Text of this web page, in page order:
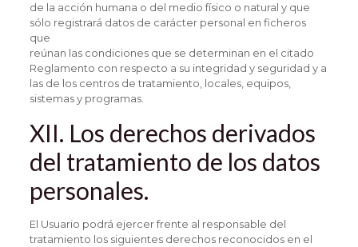
de la acción humana o del medio físico o natural y que
sólo registrará datos de carácter personal en ficheros
que
reúnan las condiciones que se determinan en el citado
Reglamento con respecto a su integridad y seguridad y a
las de los centros de tratamiento, locales, equipos,
sistemas y programas.
XII. Los derechos derivados
del tratamiento de los datos
personales.
El Usuario podrá ejercer frente al responsable del
tratamiento los siguientes derechos reconocidos en el